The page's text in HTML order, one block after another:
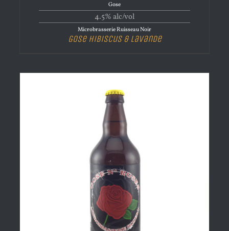
Gose
4.5% alc/vol
Microbrasserie Ruisseau Noir
Gose Hibiscus & Lavande